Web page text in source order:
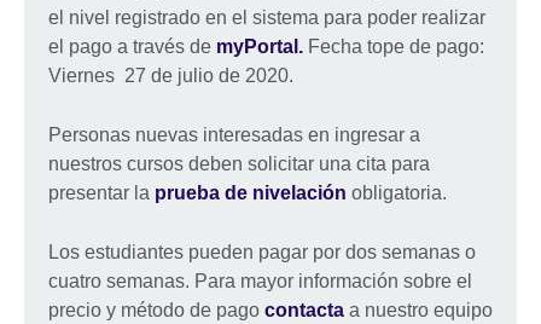
el nivel registrado en el sistema para poder realizar
el pago a través de myPortal. Fecha tope de pago:
Viernes 27 de julio de 2020.
Personas nuevas interesadas en ingresar a
nuestros cursos deben solicitar una cita para
presentar la prueba de nivelación obligatoria.
Los estudiantes pueden pagar por dos semanas o
cuatro semanas. Para mayor información sobre el
precio y método de pago contacta a nuestro equipo